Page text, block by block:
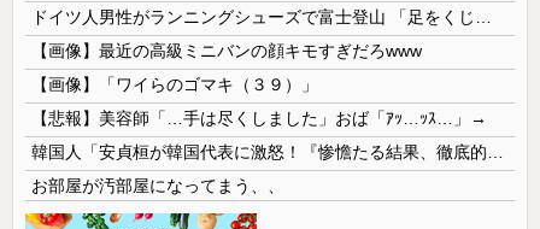
【画像】最近の高級ミニバンの顔キモすぎだろwww
【画像】「ワイらのゴマキ（３９）」
【悲報】美容師「…手は尽くしました」おば「ｱｯ…ｯｽ…」→
お部屋が汚部屋になってまう、、